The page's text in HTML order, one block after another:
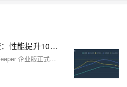
金融级 ZooKeeper 来袭：性能提升100%，SLA 99.99%，数据防护升级
阿里云微服务引擎 MSE ZooKeeper 企业版正式发布，提供比专业版更高的稳定性与安全能力，SLA 达 99.99%，整体服务性能提升 100%。针对关键业务，企业版通过独享资源池实现更高规格配额，满足大规模需求。此外新增数据备份容灾、容量管理反脆弱限流等功能，提升整体企业级特性，助力企业应对复杂业务挑战。